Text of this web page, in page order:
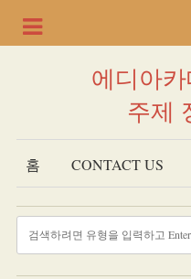
에디아
주제
홈 CONTACT US